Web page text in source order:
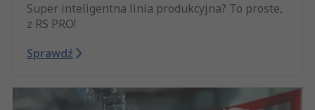
Super inteligentna linia produkcyjna? To proste,
z RS PRO!
Sprawdź